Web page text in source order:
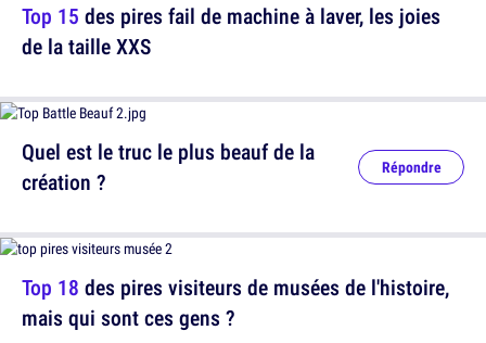
Top 15 des pires fail de machine à laver, les joies
de la taille XXS
Top 18 des pires visiteurs de musées de l'histoire,
mais qui sont ces gens ?
Quel est le truc le plus beauf de la
création ?
Répondre